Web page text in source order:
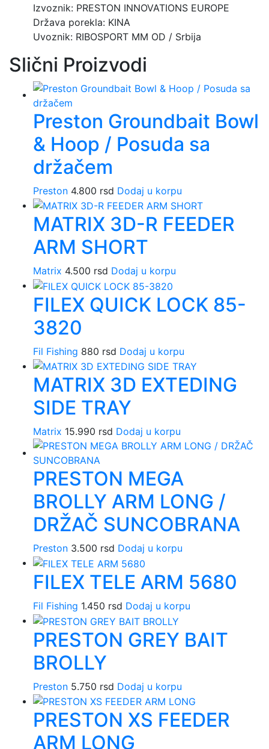
Izvoznik: PRESTON INNOVATIONS EUROPE
Država porekla: KINA
Uvoznik: RIBOSPORT MM OD / Srbija
Slični Proizvodi
Preston Groundbait Bowl
& Hoop / Posuda sa
držačem
Preston 4.800 rsd Dodaj u korpu
MATRIX 3D-R FEEDER
ARM SHORT
Matrix 4.500 rsd Dodaj u korpu
FILEX QUICK LOCK 85-
3820
Fil Fishing 880 rsd Dodaj u korpu
MATRIX 3D EXTEDING
SIDE TRAY
Matrix 15.990 rsd Dodaj u korpu
PRESTON MEGA
BROLLY ARM LONG /
DRŽAČ SUNCOBRANA
Preston 3.500 rsd Dodaj u korpu
FILEX TELE ARM 5680
Fil Fishing 1.450 rsd Dodaj u korpu
PRESTON GREY BAIT
BROLLY
Preston 5.750 rsd Dodaj u korpu
PRESTON XS FEEDER
ARM LONG